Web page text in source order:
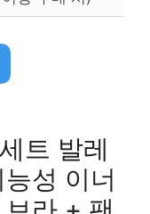
트 발레
성 이너